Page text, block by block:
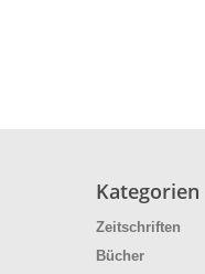
Kategorien
Zeitschriften
Bücher